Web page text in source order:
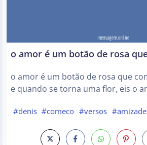
o amor é um botão de rosa
o amor é um botão de rosa que
e quando se torna uma flor, eis o
#denis #comeco #versos #amizade